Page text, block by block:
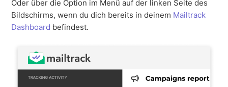
Oder über die Option im Menü auf der linken Seite des
Bildschirms, wenn du dich bereits in deinem Mailtrack
Dashboard befindest.